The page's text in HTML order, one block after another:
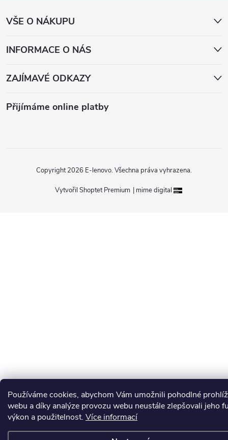
Používáme cookies, abychom Vám umožnili pohodlné
webu a díky analýze provozu webu neustále zlepšovali jeho
výkon a použitelnost. Více informací
a
VŠE O NÁKUPU
INFORMACE O NÁS
ZAJÍMAVÉ ODKAZY
Přijímáme online platby
Vytvořil Shoptet Premium | mime digital
Copyright 2026 E-lenovo. Všechna práva vyhrazena.